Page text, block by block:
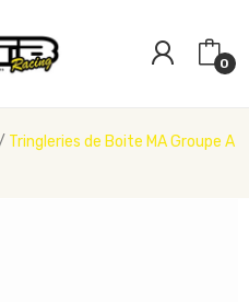
0
Tringleries de Boite MA Groupe A